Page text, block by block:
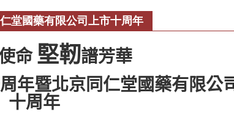
堂國藥有限公司上市十周年
命 堅靭譜芳華
年暨北京同仁堂國藥有限公
十周年